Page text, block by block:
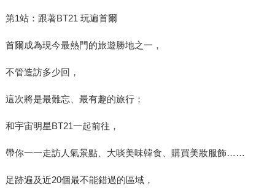
第1站：跟著BT21 玩遍首爾
首爾成為現今最熱門的旅遊勝地之一，
不管造訪多少回，
這次將是最難忘、最有趣的旅行；
和宇宙明星BT21一起前往，
帶你一一走訪人氣景點、大啖美味韓食、購買美妝服飾……
足跡遍及近20個最不能錯過的區域，